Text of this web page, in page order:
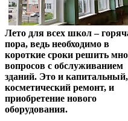
Лето для всех школ –
пора, ведь необходимо в
короткие сроки решить
вопросов с обслуживанием
зданий. Это и
косметический ремонт, и
приобретение нового
оборудования.